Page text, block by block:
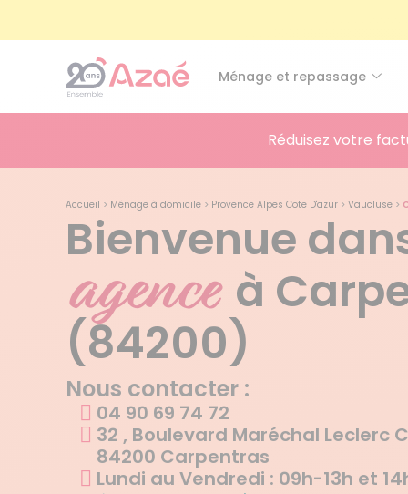
Ménage et repassage
Réduisez votre
Accueil > Ménage à domicile > Provence Alpes Cote D'azur > Vaucluse >
Bienvenue
agence à
(84200)
Nous contacter :
04 90 69 74 72
32 , Boulevard Maréchal Leclerc
84200 Carpentras
Lundi au Vendredi : 09h-13h et